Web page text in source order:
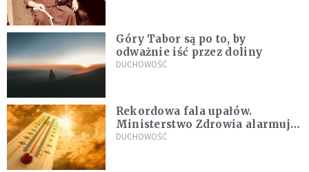
Góry Tabor są po to, by
odważnie iść przez doliny
DUCHOWOŚĆ
Rekordowa fala upałów.
Ministerstwo Zdrowia alarmuje
po doświadczeniach z czerwca
DUCHOWOŚĆ